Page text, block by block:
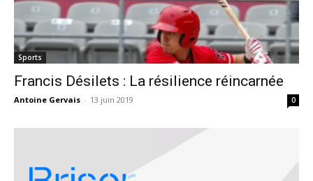
Sports
Francis Désilets : La résilience réincarnée
Antoine Gervais - 13 juin 2019 0